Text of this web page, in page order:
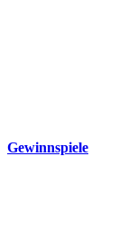
Gewinnspiele